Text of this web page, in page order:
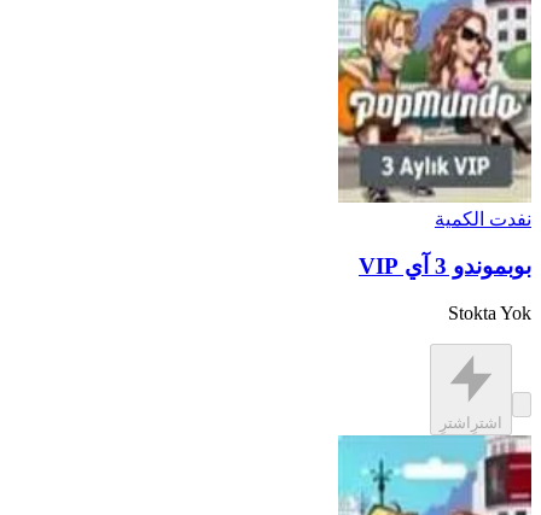
نفدت الكمية
بوبموندو 3 آي VIP
Stokta Yok
اشترِ اشترِ